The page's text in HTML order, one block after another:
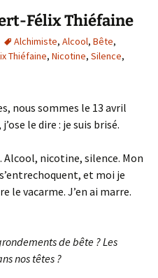
Félix Thiéfaine
Alchimiste, Alcool, Bête,
Thiéfaine, Nicotine, Silence,
nous sommes le 13 avril
le dire : je suis brisé.
Alcool, nicotine, silence. Mon
et moi je
le vacarme. J’en ai marre.
de bête ? Les
nos têtes ?